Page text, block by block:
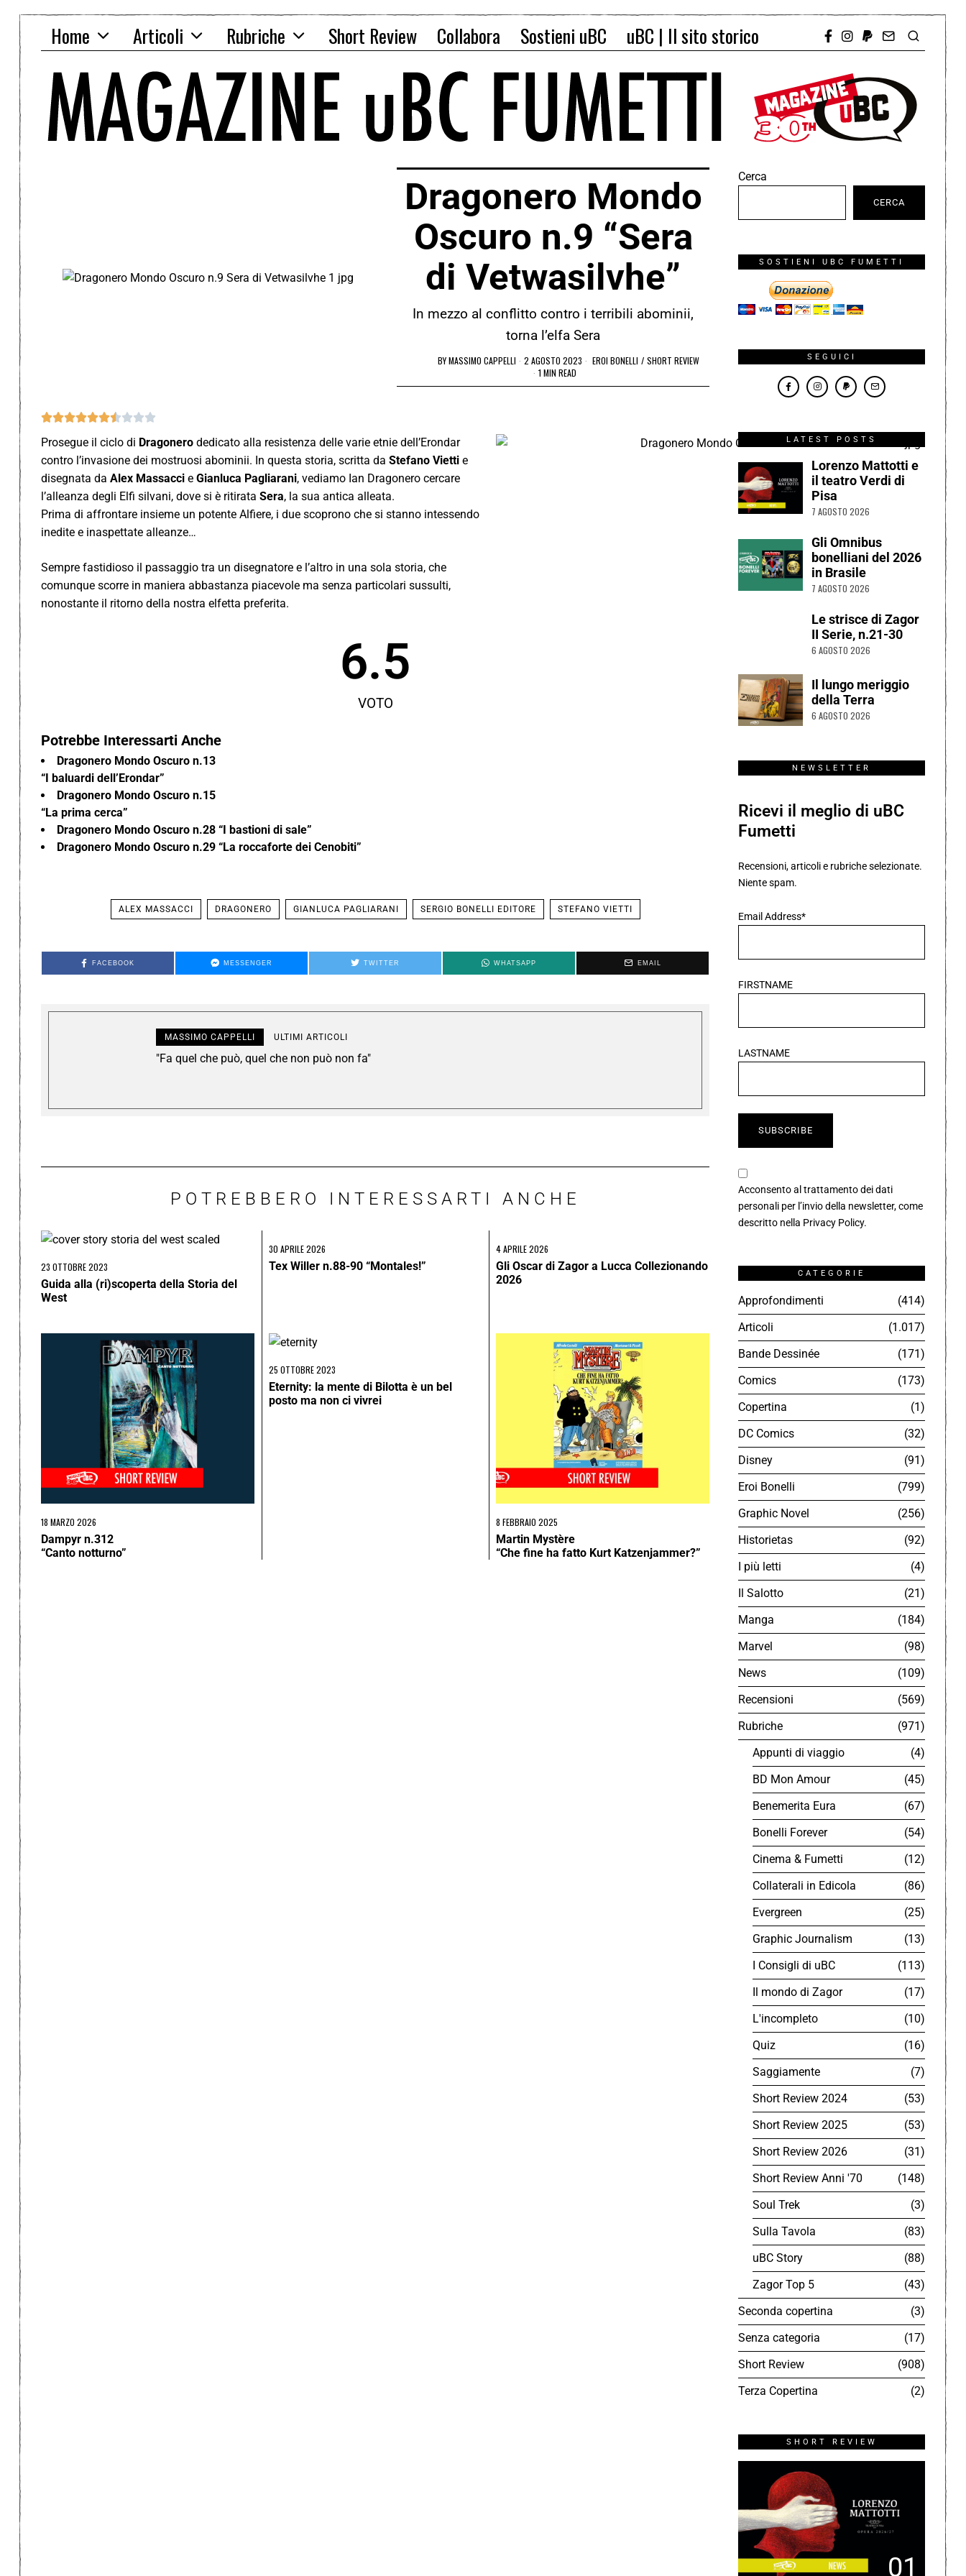
Home Articoli Rubriche Short Review Collabora Sostieni uBC uBC | Il sito storico
Dragonero Mondo
Oscuro n.9 “Sera
di Vetwasilvhe”
In mezzo al conflitto contro i terribili abominii,
torna l’elfa Sera
BYMASSIMO CAPPELLI 2 AGOSTO 2023 EROI BONELLI / SHORT REVIEW
1 MIN READ

Prosegue il ciclo di Dragonero dedicato alla resistenza delle varie etnie dell’Erondar
contro l’invasione dei mostruosi abominii. In questa storia, scritta da Stefano Vietti e
disegnata da Alex Massacci e Gianluca Pagliarani, vediamo Ian Dragonero cercare
l’alleanza degli Elfi silvani, dove si è ritirata Sera, la sua antica alleata.
Prima di affrontare insieme un potente Alfiere, i due scoprono che si stanno intessendo
inedite e inaspettate alleanze…
Sempre fastidioso il passaggio tra un disegnatore e l’altro in una sola storia, che
comunque scorre in maniera abbastanza piacevole ma senza particolari sussulti,
nonostante il ritorno della nostra elfetta preferita.
VOTO
6.5
Potrebbe Interessarti Anche
Dragonero Mondo Oscuro n.13
“I baluardi dell’Erondar”
Dragonero Mondo Oscuro n.15
“La prima cerca”
Dragonero Mondo Oscuro n.28 “I bastioni di sale”
Dragonero Mondo Oscuro n.29 “La roccaforte dei Cenobiti”
ALEX MASSACCI DRAGONERO GIANLUCA PAGLIARANI SERGIO BONELLI EDITORE STEFANO VIETTI
FACEBOOK MESSENGER TWITTER WHATSAPP EMAIL
MASSIMO CAPPELLI ULTIMI ARTICOLI
"Fa quel che può, quel che non può non fa"
POTREBBERO INTERESSARTI ANCHE
23 OTTOBRE 2023
Guida alla (ri)scoperta della Storia del
West
30 APRILE 2026
Tex Willer n.88-90 “Montales!”
4 APRILE 2026
Gli Oscar di Zagor a Lucca Collezionando
2026
18 MARZO 2026
Dampyr n.312
“Canto notturno”
25 OTTOBRE 2023
Eternity: la mente di Bilotta è un bel
posto ma non ci vivrei
8 FEBBRAIO 2025
Martin Mystère
“Che fine ha fatto Kurt Katzenjammer?”
Cerca
CERCA
SOSTIENI UBC FUMETTI
SEGUICI
LATEST POSTS
Lorenzo Mattotti e
il teatro Verdi di
Pisa
7 AGOSTO 2026
Gli Omnibus
bonelliani del 2026
in Brasile
7 AGOSTO 2026
Le strisce di Zagor
II Serie, n.21-30
6 AGOSTO 2026
Il lungo meriggio
della Terra
6 AGOSTO 2026
NEWSLETTER
Ricevi il meglio di uBC
Fumetti
Recensioni, articoli e rubriche selezionate.
Niente spam.
Email Address*
FIRSTNAME
LASTNAME
Acconsento al trattamento dei dati
personali per l’invio della newsletter, come
descritto nella Privacy Policy.
CATEGORIE
Approfondimenti
414
Articoli
1.017
Bande Dessinée
171
Comics
173
Copertina
1
DC Comics
32
Disney
91
Eroi Bonelli
799
Graphic Novel
256
Historietas
92
I più letti
4
Il Salotto
21
Manga
184
Marvel
98
News
109
Recensioni
569
Rubriche
971
Appunti di viaggio
4
BD Mon Amour
45
Benemerita Eura
67
Bonelli Forever
54
Cinema & Fumetti
12
Collaterali in Edicola
86
Evergreen
25
Graphic Journalism
13
I Consigli di uBC
113
Il mondo di Zagor
17
L'incompleto
10
Quiz
16
Saggiamente
7
Short Review 2024
53
Short Review 2025
53
Short Review 2026
31
Short Review Anni '70
148
Soul Trek
3
Sulla Tavola
83
uBC Story
88
Zagor Top 5
43
Seconda copertina
3
Senza categoria
17
Short Review
908
Terza Copertina
2
SHORT REVIEW
01